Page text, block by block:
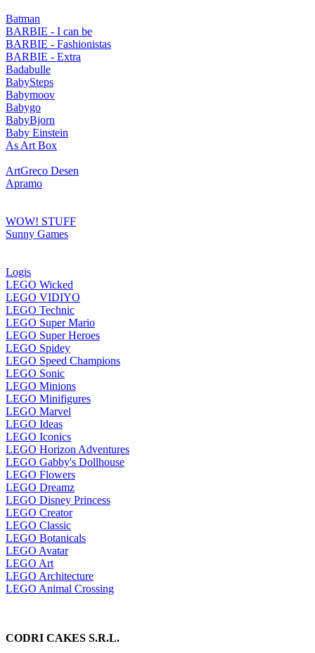
Batman
BARBIE - I can be
BARBIE - Fashionistas
BARBIE - Extra
Badabulle
BabySteps
Babymoov
Babygo
BabyBjorn
Baby Einstein
As Art Box
ArtGreco Desen
Apramo
WOW! STUFF
Sunny Games
Logis
LEGO Wicked
LEGO VIDIYO
LEGO Technic
LEGO Super Mario
LEGO Super Heroes
LEGO Spidey
LEGO Speed Champions
LEGO Sonic
LEGO Minions
LEGO Minifigures
LEGO Marvel
LEGO Ideas
LEGO Iconics
LEGO Horizon Adventures
LEGO Gabby's Dollhouse
LEGO Flowers
LEGO Dreamz
LEGO Disney Princess
LEGO Creator
LEGO Classic
LEGO Botanicals
LEGO Avatar
LEGO Art
LEGO Architecture
LEGO Animal Crossing
CODRI CAKES S.R.L.